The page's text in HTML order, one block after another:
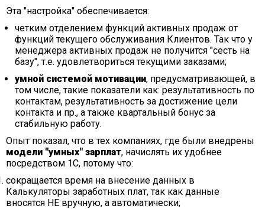
Эта "настройка" обеспечивается:
четким отделением функций активных продаж от
функций текущего обслуживания Клиентов. Так что у
менеджера активных продаж не получится "сесть на
базу", т.е. удовлетвориться текущими заказами;
умной системой мотивации, предусматривающей, в
том числе, такие показатели как: результативность по
контактам, результативность за достижение цели
контакта и пр., а также квартальный бонус за
стабильную работу.
Опыт показал, что в тех компаниях, где были внедрены
модели "умных" зарплат, начислять их удобнее
посредством 1С, потому что:
сокращается время на внесение данных в
Калькуляторы заработных плат, так как данные
вносятся НЕ вручную, а автоматически;